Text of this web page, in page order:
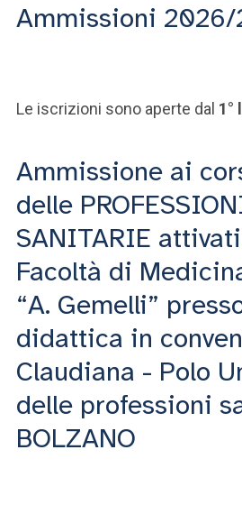
Ammissioni 2026/
Le iscrizioni sono aperte dal 1°
Ammissione ai
delle
SANITARIE
Facoltà di
“A. Gemelli”
didattica in
Claudiana - Polo
delle professioni
BOLZANO